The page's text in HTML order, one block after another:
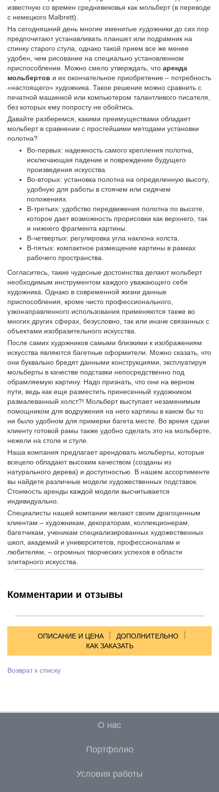
известную со времен средневековья как мольберт (в переводе
с немецкого Malbrett).
На сегодняшний день многие именитые художники до сих пор
предпочитают устанавливать планшет или подрамник на
спинку старого стула, однако такой прием все же менее
удобен, чем рисование на специально установленном
приспособлении. Можно смело утверждать, что аренда
мольбертов и их окончательное приобретение – потребность
«настоящего» художника. Такое решение можно сравнить с
печатной машинкой или компьютером талантливого писателя,
без которых ему попросту не обойтись.
Давайте разберемся, какими преимуществами обладает
мольберт в сравнении с простейшими методами установки
полотна?
Во-первых: надежность самого крепления полотна,
исключающая падение и повреждение будущего
произведения искусства.
Во-вторых: установка полотна на определенную высоту,
удобную для работы в стоячем или сидячем
положениях.
В-третьих: удобство передвижения полотна по высоте,
которое дает возможность прорисовки как верхнего, так
и нижнего фрагмента картины.
В-четвертых: регулировка угла наклона холста.
В-пятых: компактное размещение картины в рамках
рабочего пространства.
Согласитесь, такие чудесные достоинства делают мольберт
необходимым инструментом каждого уважающего себя
художника. Однако в современной жизни данные
приспособления, кроме чисто профессионального,
узконаправленного использования применяются также во
многих других сферах, безусловно, так или иначе связанных с
объектами изобразительного искусства.
После самих художников самыми близкими к изображениям
искусства являются багетные оформители. Можно сказать, что
они буквально бредят данными конструкциями, эксплуатируя
мольберты в качестве подставки непосредственно под
обрамляемую картину. Надо признать, что они на верном
пути, ведь как еще разместить принесенный художником
размалеванный холст?! Мольберт выступает незаменимым
помощником для водружения на него картины в каком бы то
ни было удобном для примерки багета месте. Во время сдачи
клиенту готовой рамы также удобно сделать это на мольберте,
нежели на столе и стуле.
Наша компания предлагает арендовать мольберты, которые
всецело обладают высоким качеством (созданы из
натурального дерева) и доступностью. В нашем ассортименте
вы найдете различные модели художественных подставок.
Стоимость аренды каждой модели высчитывается
индивидуально.
Специалисты нашей компании желают своим драгоценным
клиентам – художникам, декораторам, коллекционерам,
багетчикам, ученикам специализированных художественных
школ, академий и университетов, профессионалам и
любителям, – огромных творческих успехов в области
элитарного искусства.
Комментарии и отзывы
ОПИСАНИЕ И ЦЕНА
ДОПОЛНИТЕЛЬНО
КАК ЗАКАЗАТЬ
Возврат к списку
О нас
Портфолио
Условия работы